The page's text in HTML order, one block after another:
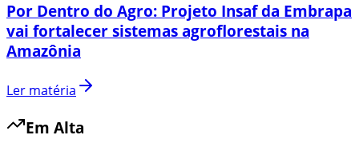
Por Dentro do Agro: Projeto Insaf da Embrapa
vai fortalecer sistemas agroflorestais na
Amazônia
Ler matéria
Em Alta